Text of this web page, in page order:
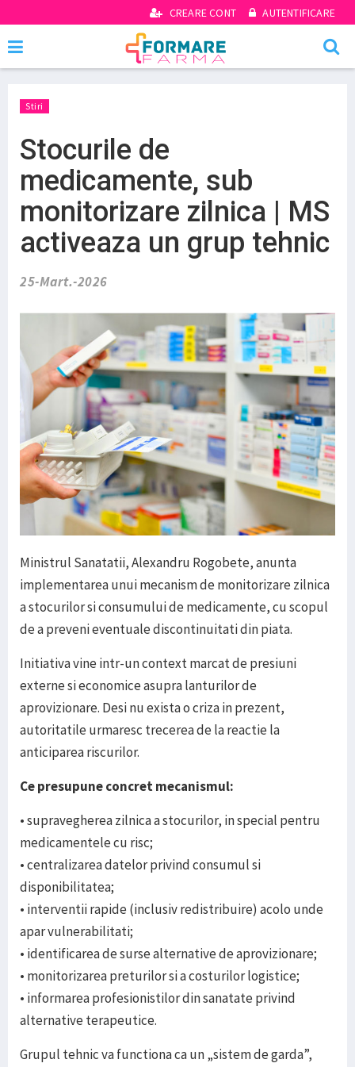
CREARE CONT AUTENTIFICARE
Stiri
Stocurile de
medicamente, sub
monitorizare zilnica | MS
activeaza un grup tehnic
25-Mart.-2026
Ministrul Sanatatii, Alexandru Rogobete, anunta
implementarea unui mecanism de monitorizare zilnica
a stocurilor si consumului de medicamente, cu scopul
de a preveni eventuale discontinuitati din piata.
Initiativa vine intr-un context marcat de presiuni
externe si economice asupra lanturilor de
aprovizionare. Desi nu exista o criza in prezent,
autoritatile urmaresc trecerea de la reactie la
anticiparea riscurilor.
Ce presupune concret mecanismul:
• supravegherea zilnica a stocurilor, in special pentru
medicamentele cu risc;
• centralizarea datelor privind consumul si
disponibilitatea;
• interventii rapide (inclusiv redistribuire) acolo unde
apar vulnerabilitati;
• identificarea de surse alternative de aprovizionare;
• monitorizarea preturilor si a costurilor logistice;
• informarea profesionistilor din sanatate privind
alternative terapeutice.
Grupul tehnic va functiona ca un „sistem de garda”,